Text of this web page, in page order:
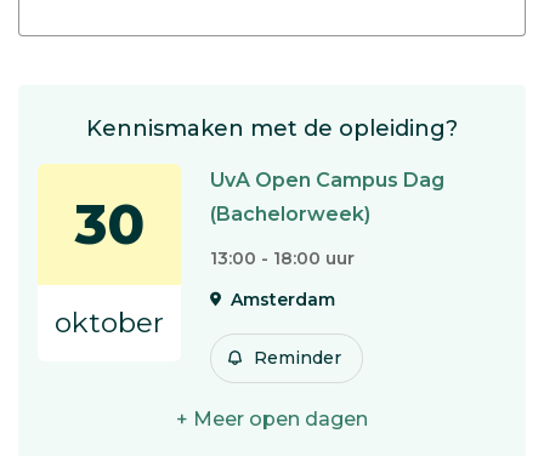
Kennismaken met de opleiding?
30
oktober
UvA Open Campus Dag
(Bachelorweek)
13:00 - 18:00 uur
Amsterdam
Reminder
+ Meer open dagen